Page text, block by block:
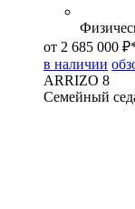
от 2 685 000
в наличии
ARRIZO 8
Семейный